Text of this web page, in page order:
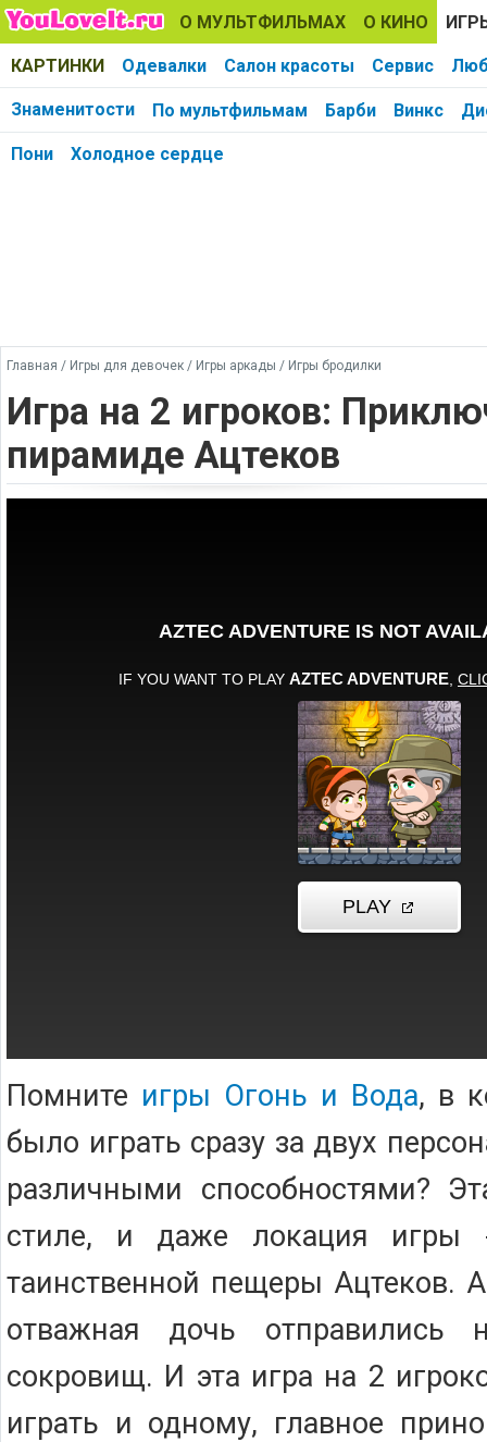
О МУЛЬТФИЛЬМАХ О КИНО
КАРТИНКИ Одевалки Салон красоты Сервис
Знаменитости По мультфильмам Барби Винкс
Пони Холодное сердце
Главная / Игры для девочек / Игры аркады / Игры бродилки
Игра на 2 игроков:
пирамиде Ацтеков
Помните игры Огонь и Вода, в
было играть сразу за двух
различными способностями?
стиле, и даже локация игры
таинственной пещеры Ацтеков.
отважная дочь отправились
сокровищ. И эта игра на 2
играть и одному, главное